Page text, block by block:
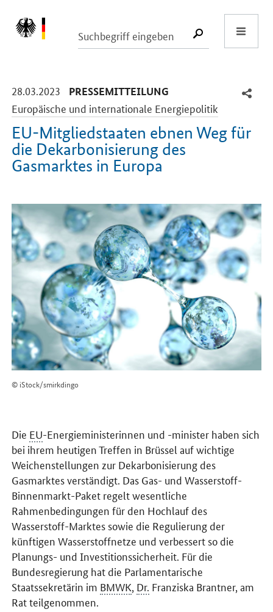
SUCHE
28.03.2023 -
PRESSEMITTEILUNG
Europäische und internationale Energiepolitik
EU-Mitgliedstaaten ebnen Weg für
die Dekarbonisierung des
Gasmarktes in Europa
© iStock/smirkdingo
Die EU-Energieministerinnen und -minister haben sich
bei ihrem heutigen Treffen in Brüssel auf wichtige
Weichenstellungen zur Dekarbonisierung des
Gasmarktes verständigt. Das Gas- und Wasserstoff-
Binnenmarkt-Paket regelt wesentliche
Rahmenbedingungen für den Hochlauf des
Wasserstoff-Marktes sowie die Regulierung der
künftigen Wasserstoffnetze und verbessert so die
Planungs- und Investitionssicherheit. Für die
Bundesregierung hat die Parlamentarische
Staatssekretärin im BMWK, Dr. Franziska Brantner, am
Rat teilgenommen.